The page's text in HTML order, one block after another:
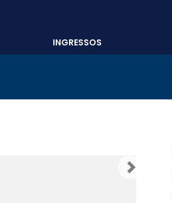
INGRESSOS
Próximo